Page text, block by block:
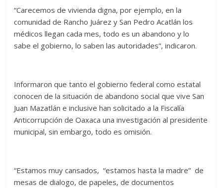
“Carecemos de vivienda digna, por ejemplo, en la
comunidad de Rancho Juárez y San Pedro Acatlán los
médicos llegan cada mes, todo es un abandono y lo
sabe el gobierno, lo saben las autoridades”, indicaron.
Informaron que tanto el gobierno federal como estatal
conocen de la situación de abandono social que vive San
Juan Mazatlán e inclusive han solicitado a la Fiscalía
Anticorrupción de Oaxaca una investigación al presidente
municipal, sin embargo, todo es omisión.
“Estamos muy cansados, “estamos hasta la madre” de
mesas de dialogo, de papeles, de documentos